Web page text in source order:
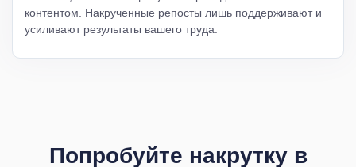
контентом. Накрученные репосты лишь поддерживают и
усиливают результаты вашего труда.
Попробуйте накрутку в